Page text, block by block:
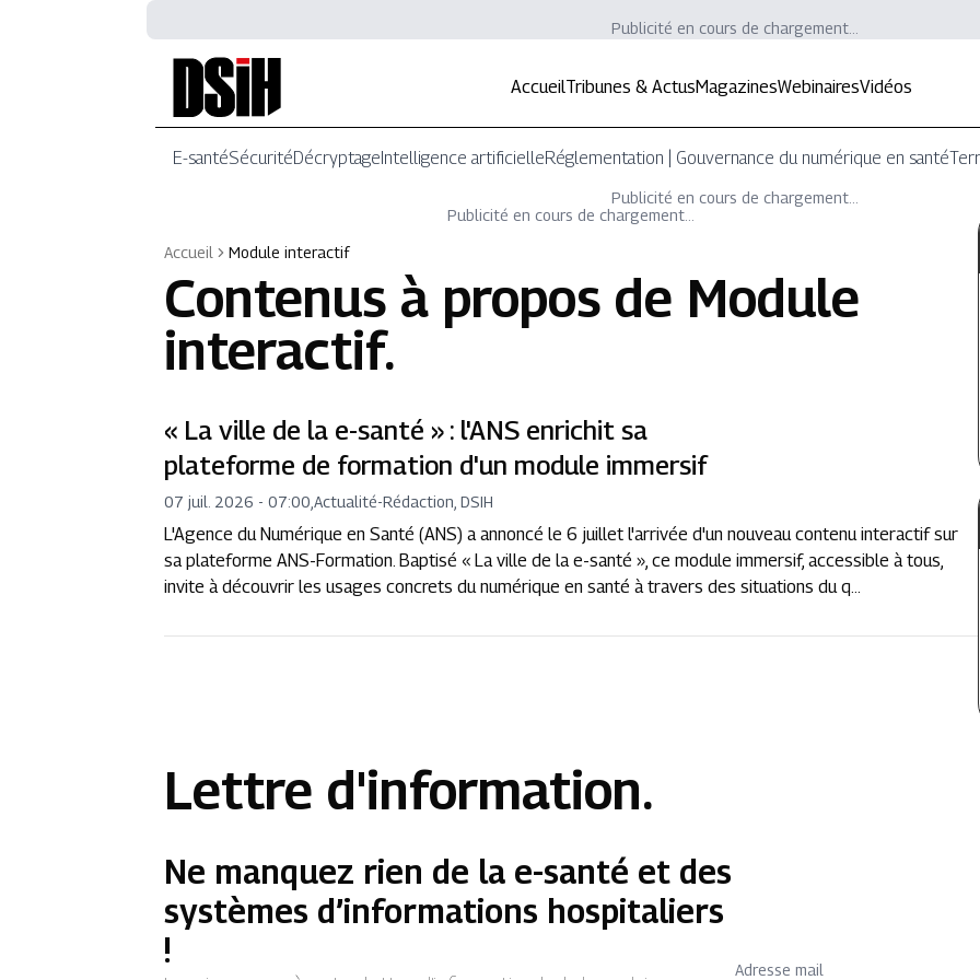
Publicité en cours de chargement...
AccueilTribunes & ActusMagazinesWebinairesVidéos
E-santéSécuritéDécryptageIntelligence artificielleRéglementation | Gouvernance du numérique en santé
Publicité en cours de chargement...
Publicité en cours de chargement...
Accueil
Module interactif
Contenus à propos de Module
interactif.
« La ville de la e-santé » : l'ANS enrichit sa
plateforme de formation d'un module immersif
07 juil. 2026 - 07:00 ,Actualité-Rédaction, DSIH
L'Agence du Numérique en Santé (ANS) a annoncé le 6 juillet l'arrivée d'un nouveau contenu interactif sur
sa plateforme ANS-Formation. Baptisé « La ville de la e-santé », ce module immersif, accessible à tous,
invite à découvrir les usages concrets du numérique en santé à travers des situations du q...
Lettre d'information.
Ne manquez rien de la e-santé et des
systèmes d’informations hospitaliers
!
Adresse mail